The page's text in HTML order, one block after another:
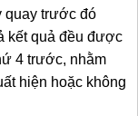
quay trước đó
kết quả đều được
4 trước, nhằm
hiện hoặc không